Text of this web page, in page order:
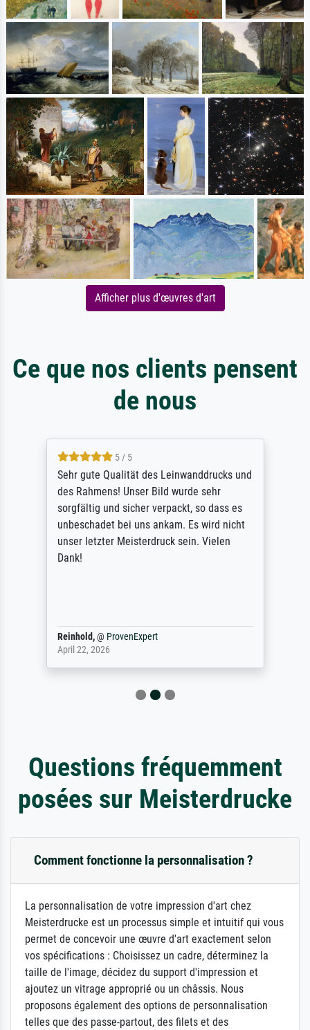
Afficher plus d'œuvres d'art
Ce que nos clients pensent
de nous
5 / 5
Sehr gute Qualität des Leinwanddrucks und
des Rahmens! Unser Bild wurde sehr
sorgfältig und sicher verpackt, so dass es
unbeschadet bei uns ankam. Es wird nicht
unser letzter Meisterdruck sein. Vielen
Dank!
Reinhold,@ ProvenExpert
April 22, 2026
Questions fréquemment
posées sur Meisterdrucke
Comment fonctionne la personnalisation ?
La personnalisation de votre impression d'art chez
Meisterdrucke est un processus simple et intuitif qui vous
permet de concevoir une œuvre d'art exactement selon
vos spécifications : Choisissez un cadre, déterminez la
taille de l'image, décidez du support d'impression et
ajoutez un vitrage approprié ou un châssis. Nous
proposons également des options de personnalisation
telles que des passe-partout, des filets et des